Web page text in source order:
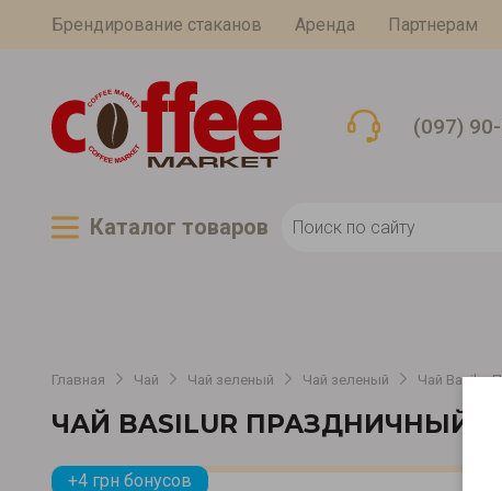
Брендирование стаканов Аренда Партнерам
(097)
Каталог товаров
Главная Чай Чай зеленый Чай зеленый Чай Basilur
ЧАЙ BASILUR ПРАЗДНИЧНЫЙ
+4 грн бонусов